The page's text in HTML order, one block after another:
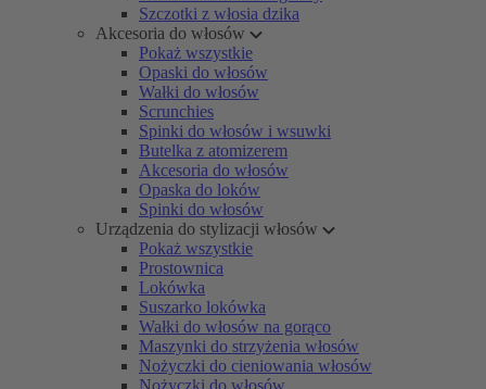
Szczotki z włosia dzika
Akcesoria do włosów
Pokaż wszystkie
Opaski do włosów
Wałki do włosów
Scrunchies
Spinki do włosów i wsuwki
Butelka z atomizerem
Akcesoria do włosów
Opaska do loków
Spinki do włosów
Urządzenia do stylizacji włosów
Pokaż wszystkie
Prostownica
Lokówka
Suszarko lokówka
Wałki do włosów na gorąco
Maszynki do strzyżenia włosów
Nożyczki do cieniowania włosów
Nożyczki do włosów